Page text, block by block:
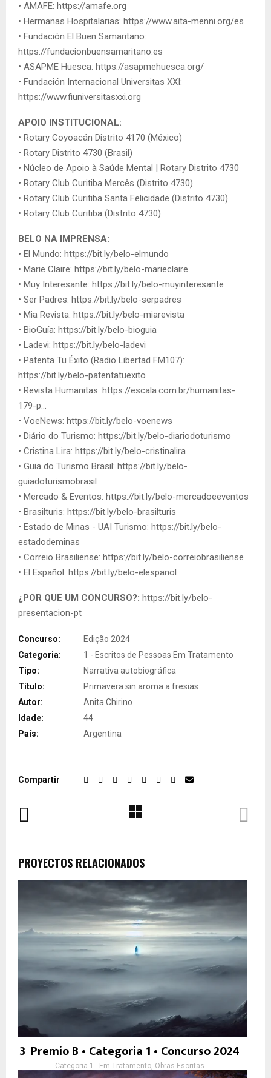
• AMAFE: https://amafe.org
• Hermanas Hospitalarias: https://www.aita-menni.org/es
• Fundación El Buen Samaritano:
https://fundacionbuensamaritano.es
• ASAPME Huesca: https://asapmehuesca.org/
• Fundación Internacional Universitas XXI:
https://www.fiuniversitasxxi.org
APOIO INSTITUCIONAL:
• Rotary Coyoacán Distrito 4170 (México)
• Rotary Distrito 4730 (Brasil)
• Núcleo de Apoio à Saúde Mental | Rotary Distrito 4730
• Rotary Club Curitiba Mercês (Distrito 4730)
• Rotary Club Curitiba Santa Felicidade (Distrito 4730)
• Rotary Club Curitiba (Distrito 4730)
BELO NA IMPRENSA:
• El Mundo: https://bit.ly/belo-elmundo
• Marie Claire: https://bit.ly/belo-marieclaire
• Muy Interesante: https://bit.ly/belo-muyinteresante
• Ser Padres: https://bit.ly/belo-serpadres
• Mia Revista: https://bit.ly/belo-miarevista
• BioGuía: https://bit.ly/belo-bioguia
• Ladevi: https://bit.ly/belo-ladevi
• Patenta Tu Éxito (Radio Libertad FM107):
https://bit.ly/belo-patentatuexito
• Revista Humanitas: https://escala.com.br/humanitas-
179-p...
• VoeNews: https://bit.ly/belo-voenews
• Diário do Turismo: https://bit.ly/belo-diariodoturismo
• Cristina Lira: https://bit.ly/belo-cristinalira
• Guia do Turismo Brasil: https://bit.ly/belo-
guiadoturismobrasil
• Mercado & Eventos: https://bit.ly/belo-mercadoeeventos
• Brasilturis: https://bit.ly/belo-brasilturis
• Estado de Minas - UAI Turismo: https://bit.ly/belo-
estadodeminas
• Correio Brasiliense: https://bit.ly/belo-correiobrasiliense
• El Español: https://bit.ly/belo-elespanol
¿POR QUE UM CONCURSO?: https://bit.ly/belo-
presentacion-pt
Concurso:
Edição 2024
Categoria:
1 - Escritos de Pessoas Em Tratamento
Tipo:
Narrativa autobiográfica
Título:
Primavera sin aroma a fresias
Autor:
Anita Chirino
Idade:
44
País:
Argentina
Compartir
PROYECTOS RELACIONADOS
3º Premio B • Categoria 1 • Concurso 2024
Categoria 1 - Em Tratamento, Obras Escritas